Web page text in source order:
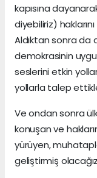
kapısına
diyebiliriz)
Aldıktan sonra
demokrasinin
seslerini etkin
yollarla talep
Ve ondan sonra
konuşan ve
yürüyen,
geliştirmiş